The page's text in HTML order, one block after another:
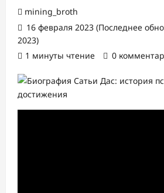
mining_broth
16 февраля 2023 (Последнее
2023)
1 минуты чтение
0